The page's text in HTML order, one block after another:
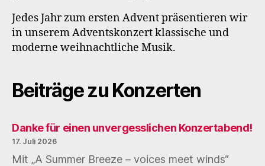
Jedes Jahr zum ersten Advent präsentieren wir
in unserem Adventskonzert klassische und
moderne weihnachtliche Musik.
Beiträge zu Konzerten
Danke für einen unvergesslichen Konzertabend!
17. Juli 2026
Mit „A Summer Breeze – voices meet winds“